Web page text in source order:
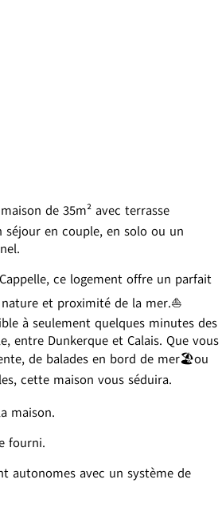
de 35m² avec terrasse
en couple, en solo ou un
ce logement offre un parfait
et proximité de la mer.⛵
à seulement quelques minutes des
entre Dunkerque et Calais. Que vous
de balades en bord de mer🏖ou
cette maison vous séduira.
maison.
fourni.
autonomes avec un système de